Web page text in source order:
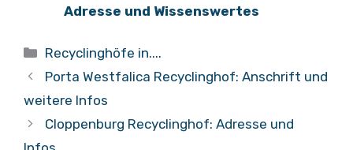
Adresse und Wissenswertes
Kategorien
Recyclinghöfe in....
Porta Westfalica Recyclinghof: Anschrift und
weitere Infos
Cloppenburg Recyclinghof: Adresse und